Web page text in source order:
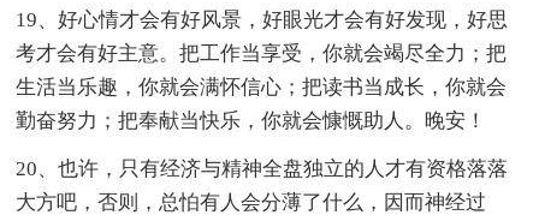
19、好心情才会有好风景，好眼光才会有好发现，好思
考才会有好主意。把工作当享受，你就会竭尽全力；把
生活当乐趣，你就会满怀信心；把读书当成长，你就会
勤奋努力；把奉献当快乐，你就会慷慨助人。晚安！
20、也许，只有经济与精神全盘独立的人才有资格落落
大方吧，否则，总怕有人会分薄了什么，因而神经过